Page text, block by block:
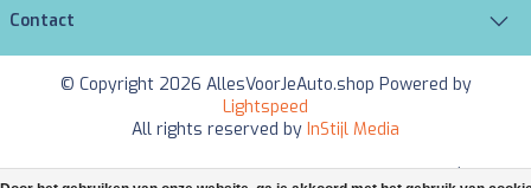
Contact
© Copyright 2026 AllesVoorJeAuto.shop Powered by
Lightspeed
All rights reserved by InStijl Media
Beoordeling opKiyOhvoor AllesVoorJeAuto.shop: 9.5/10 (6085